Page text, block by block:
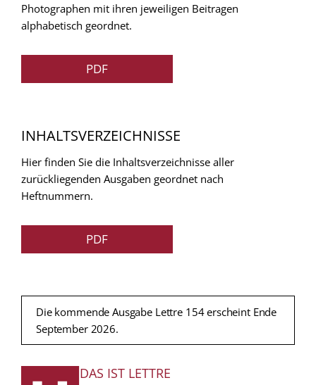
Photographen mit ihren jeweiligen Beitragen
alphabetisch geordnet.
PDF
INHALTSVERZEICHNISSE
Hier finden Sie die Inhaltsverzeichnisse aller
zurückliegenden Ausgaben geordnet nach
Heftnummern.
PDF
Die kommende Ausgabe Lettre 154 erscheint Ende
September 2026.
FUSSZEILE
DAS IST LETTRE